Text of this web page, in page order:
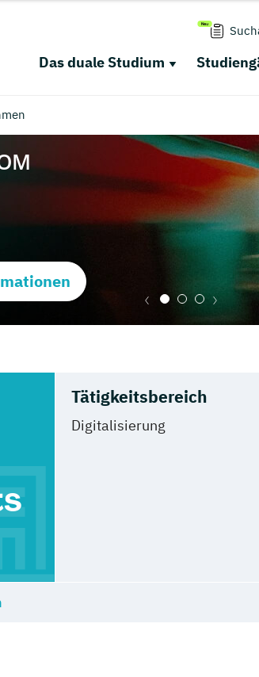
Das duale Studium
Tätigkeitsbereich
Digitalisierung